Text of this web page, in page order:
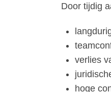
Door tijdig
verlies
hoge